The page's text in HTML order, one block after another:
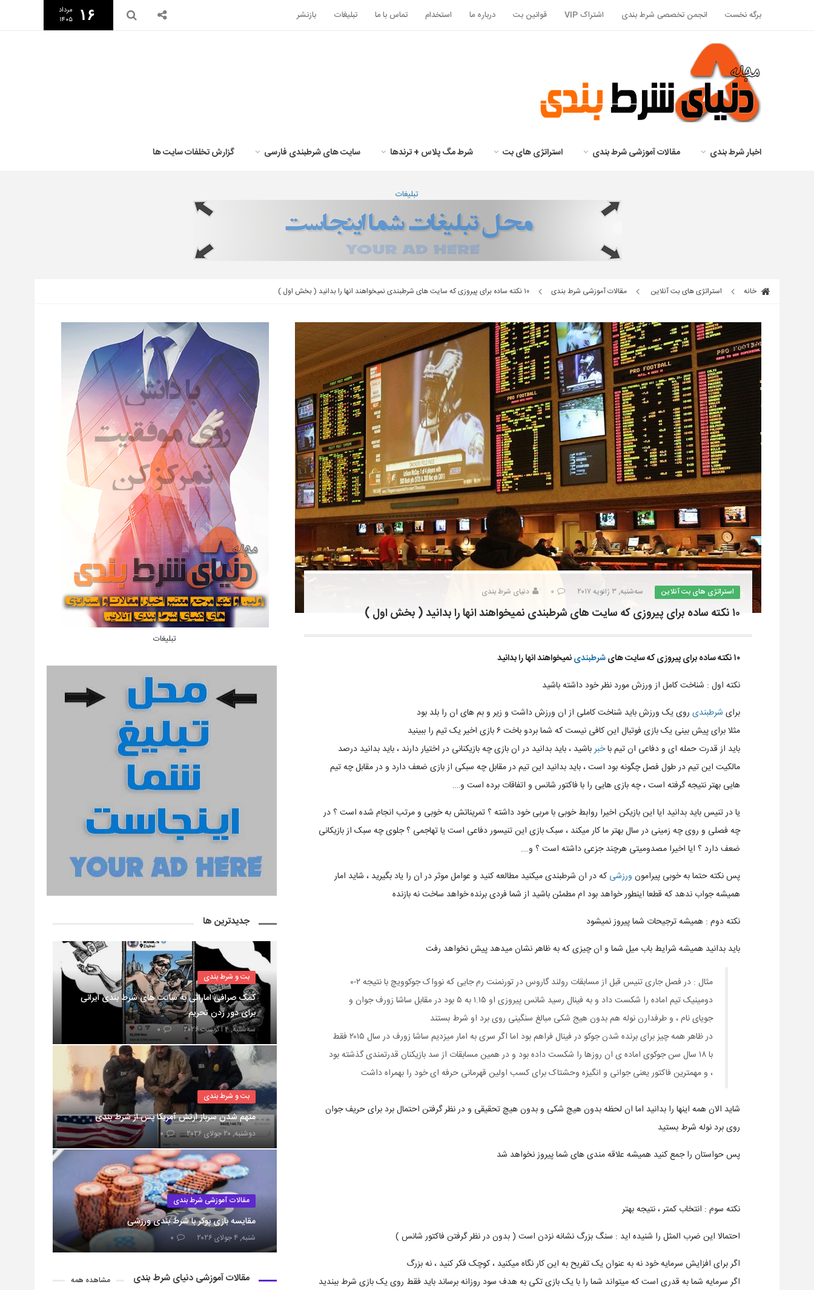
برگه نخست انجمن تخصصی شرط بندی اشتراک VIP قوانین بت درباره ما استخدام تماس با ما تبلیغات بازنشر ۱۶
مرداد
۱۴۰۵
اخبار شرط بندی مقالات آموزشی شرط بندی استراتژی های بت شرط مگ پلاس + ترندها سایت های شرطبندی فارسی گزارش تخلفات سایت ها
تبلیغات
خانه استراتژی های بت آنلاین مقالات آموزشی شرط بندی ۱۰ نکته ساده برای پیروزی که سایت های شرطبندی نمیخواهند انها را بدانید ( بخش اول )
استراتژی های بت آنلاین سه‌شنبه, ۳ ژانویه ۲۰۱۷ ۰ دنیای شرط بندی
۱۰ نکته ساده برای پیروزی که سایت های شرطبندی نمیخواهند انها را بدانید ( بخش اول )
۱۰ نکته ساده برای پیروزی که سایت های شرطبندینمیخواهند انها را بدانید
نکته اول : شناخت کامل از ورزش مورد نظر خود داشته باشید
برای شرطبندی روی یک ورزش باید شناخت کاملی از ان ورزش داشت و زیر و بم های ان را بلد بود
مثلا برای پیش بینی یک بازی فوتبال این کافی نیست که شما بردو باخت ۶ بازی اخیر یک تیم را ببینید
باید از قدرت حمله ای و دفاعی ان تیم باخبرباشید ، باید بدانید در ان بازی چه بازیکنانی در اختیار دارند ، باید بدانید درصد
مالکیت این تیم در طول فصل چگونه بود است ، باید بدانید این تیم در مقابل چه سبکی از بازی ضعف دارد و در مقابل چه تیم
هایی بهتر نتیجه گرفته است ، چه بازی هایی را با فاکتور شانس و اتفاقات برده است و….
یا در تنیس باید بدانید ایا این بازیکن اخیرا روابط خوبی با مربی خود داشته ؟ تمریناتش به خوبی و مرتب انجام شده است ؟ در
چه فصلی و روی چه زمینی در سال بهتر ما کار میکند ، سبک بازی این تنیسور دفاعی است یا تهاجمی ؟ جلوی چه سبک از بازیکانی
ضعف دارد ؟ ایا اخیرا مصدومیتی هرچند جزعی داشته است ؟ و….
پس نکته حتما به خوبی پیرامون ورزشی که در ان شرطبندی میکنید مطالعه کنید و عوامل موثر در ان را یاد بگیرید ، شاید امار
همیشه جواب ندهد که قطعا اینطور خواهد بود ام مطمئن باشید از شما فردی برنده خواهد ساخت نه بازنده
نکته دوم : همیشه ترجیحات شما پیروز نمیشود
باید بدانید همیشه شرایط باب میل شما و ان چیزی که به ظاهر نشان میدهد پیش نخواهد رفت
مثال : در فصل جاری تنیس قبل از مسابقات رولند گاروس در تورنمنت رم جایی که نوواک جوکوویچ با نتیجه ۲-۰
دومینیک تیم اماده را شکست داد و به فینال رسید شانس پیروزی او ۱.۱۵ به ۵ بود در مقابل ساشا زورف جوان و
جویای نام ، و طرفدارن نوله هم بدون هیج شکی مبالغ سنگینی روی برد او شرط بستند
در ظاهر همه چیز برای برنده شدن جوکو در فینال فراهم بود اما اگر سری به امار میزدیم ساشا زورف در سال ۲۰۱۵ فقط
با ۱۸ سال سن جوکوی اماده ی ان روزها را شکست داده بود و در همین مسابقات از سد بازیکنان قدرتمندی گذشته بود
، و مهمترین فاکتور یعنی جوانی و انگیزه وحشتاک برای کسب اولین قهرمانی حرفه ای خود را بهمراه داشت
شاید الان همه اینها را بدانید اما ان لحظه بدون هیچ شکی و بدون هیچ تحقیقی و در نظر گرفتن احتمال برد برای حریف جوان
روی برد نوله شرط بستید
پس حواستان را جمع کنید همیشه علاقه مندی های شما پیروز نخواهد شد
نکته سوم : انتخاب کمتر ، نتیجه بهتر
احتمالا این ضرب المثل را شنیده اید : سنگ بزرگ نشانه نزدن است ( بدون در نظر گرفتن فاکتور شانس )
اگر برای افزایش سرمایه خود نه به عنوان یک تفریح به این کار نگاه میکنید ، کوچک فکر کنید ، نه بزرگ
اگر سرمایه شما به قدری است که میتواند شما را با یک بازی تکی به هدف سود روزانه برساند باید فقط روی یک بازی شرط ببندید
تبلیغات
جدیدترین ها
بت و شرط بندی
کمک صرافی اماراتی به سایت های شرط بندی ایرانی
برای دور زدن تحریم
سه‌شنبه, ۴ آگوست ۲۰۲۶ ۰
بت و شرط بندی
متهم شدن سرباز ارتش آمریکا پس از شرط بندی
دوشنبه, ۲۰ جولای ۲۰۲۶ ۰
مقالات آموزشی شرط بندی
مقایسه بازی پوکر با شرط بندی ورزشی
شنبه, ۴ جولای ۲۰۲۶ ۰
مقالات آموزشی دنیای شرط بندی مشاهده همه